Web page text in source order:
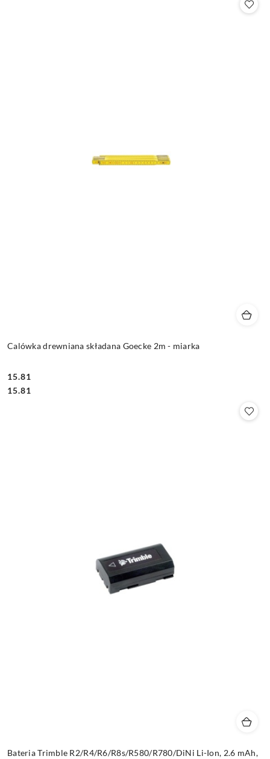
Calówka drewniana składana Goecke 2m - miarka
Cena:
15.81
Cena:
15.81
Bateria Trimble R2/R4/R6/R8s/R580/R780/DiNi Li-Ion, 2.6 mAh,